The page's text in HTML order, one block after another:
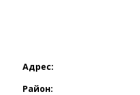
Адрес:
Район: